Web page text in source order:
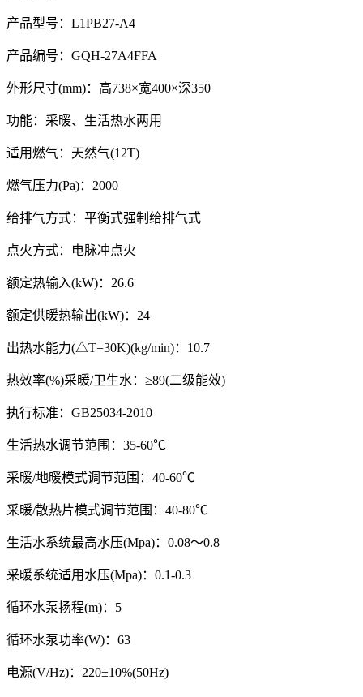
产品型号：L1PB27-A4
产品编号：GQH-27A4FFA
外形尺寸(mm)：高738×宽400×深350
功能：采暖、生活热水两用
适用燃气：天然气(12T)
燃气压力(Pa)：2000
给排气方式：平衡式强制给排气式
点火方式：电脉冲点火
额定热输入(kW)：26.6
额定供暖热输出(kW)：24
出热水能力(△T=30K)(kg/min)：10.7
热效率(%)采暖/卫生水：≥89(二级能效)
执行标准：GB25034-2010
生活热水调节范围：35-60℃
采暖/地暖模式调节范围：40-60℃
采暖/散热片模式调节范围：40-80℃
生活水系统最高水压(Mpa)：0.08～0.8
采暖系统适用水压(Mpa)：0.1-0.3
循环水泵扬程(m)：5
循环水泵功率(W)：63
电源(V/Hz)：220±10%(50Hz)